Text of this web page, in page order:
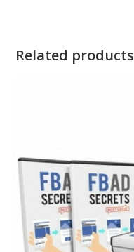
Related products